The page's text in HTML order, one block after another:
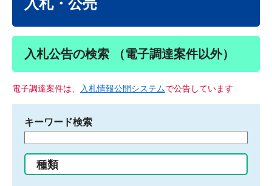
入札公告の検索 （電子調達案件以外）
電子調達案件は、 入札情報公開システムで公告しています
キーワード検索
る
種類